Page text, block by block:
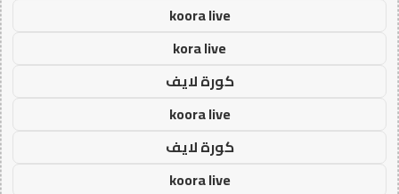
koora live
kora live
كورة لايف
koora live
كورة لايف
koora live